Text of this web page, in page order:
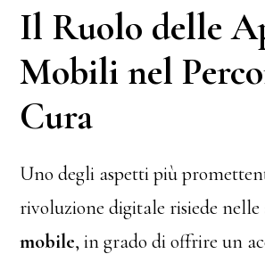
Il Ruolo delle
Mobili nel
Cura
Uno degli aspetti più
rivoluzione digitale risiede nelle
mobile, in grado di offrire un